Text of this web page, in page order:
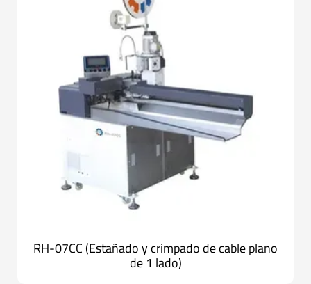
RH-07CC (Estañado y crimpado de cable plano
de 1 lado)